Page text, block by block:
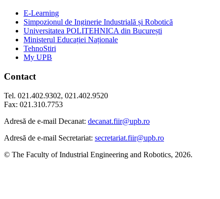
E-Learning
Simpozionul de Inginerie Industrială și Robotică
Universitatea POLITEHNICA din București
Ministerul Educației Naționale
TehnoStiri
My UPB
Contact
Tel. 021.402.9302, 021.402.9520
Fax: 021.310.7753
Adresă de e-mail Decanat: decanat.fiir@upb.ro
Adresă de e-mail Secretariat: secretariat.fiir@upb.ro
© The Faculty of Industrial Engineering and Robotics, 2026.